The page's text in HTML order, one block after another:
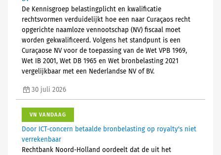
De Kennisgroep belastingplicht en kwalificatie
rechtsvormen verduidelijkt hoe een naar Curaçaos recht
opgerichte naamloze vennootschap (NV) fiscaal moet
worden gekwalificeerd. Volgens het standpunt is een
Curaçaose NV voor de toepassing van de Wet VPB 1969,
Wet IB 2001, Wet DB 1965 en Wet bronbelasting 2021
vergelijkbaar met een Nederlandse NV of BV.
30 juli 2026
VN VANDAAG
Door ICT-concern betaalde bronbelasting op royalty's niet
verrekenbaar
Rechtbank Noord-Holland oordeelt dat de uit het